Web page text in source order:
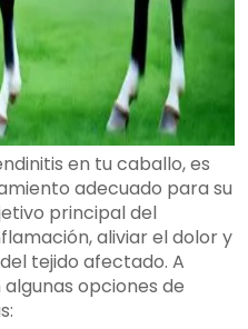
en tu caballo, es
adecuado para su
principal del
aliviar el dolor y
tejido afectado. A
opciones de